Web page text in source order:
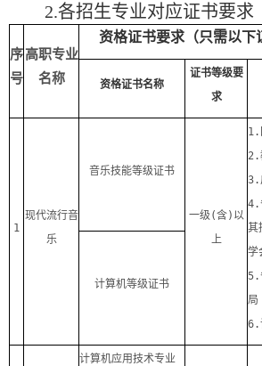
2.各招生专业对应证书要求
序
号
高职专业
名称
资格证书要求（只需以下
资格证书名称
证书等级要
求
1
现代流行音
乐
音乐技能等级证书
一级 (含) 以
上
1.
2.
3.
4.
其
学
5.
局
6.
计算机等级证书
计算机应用技术专业